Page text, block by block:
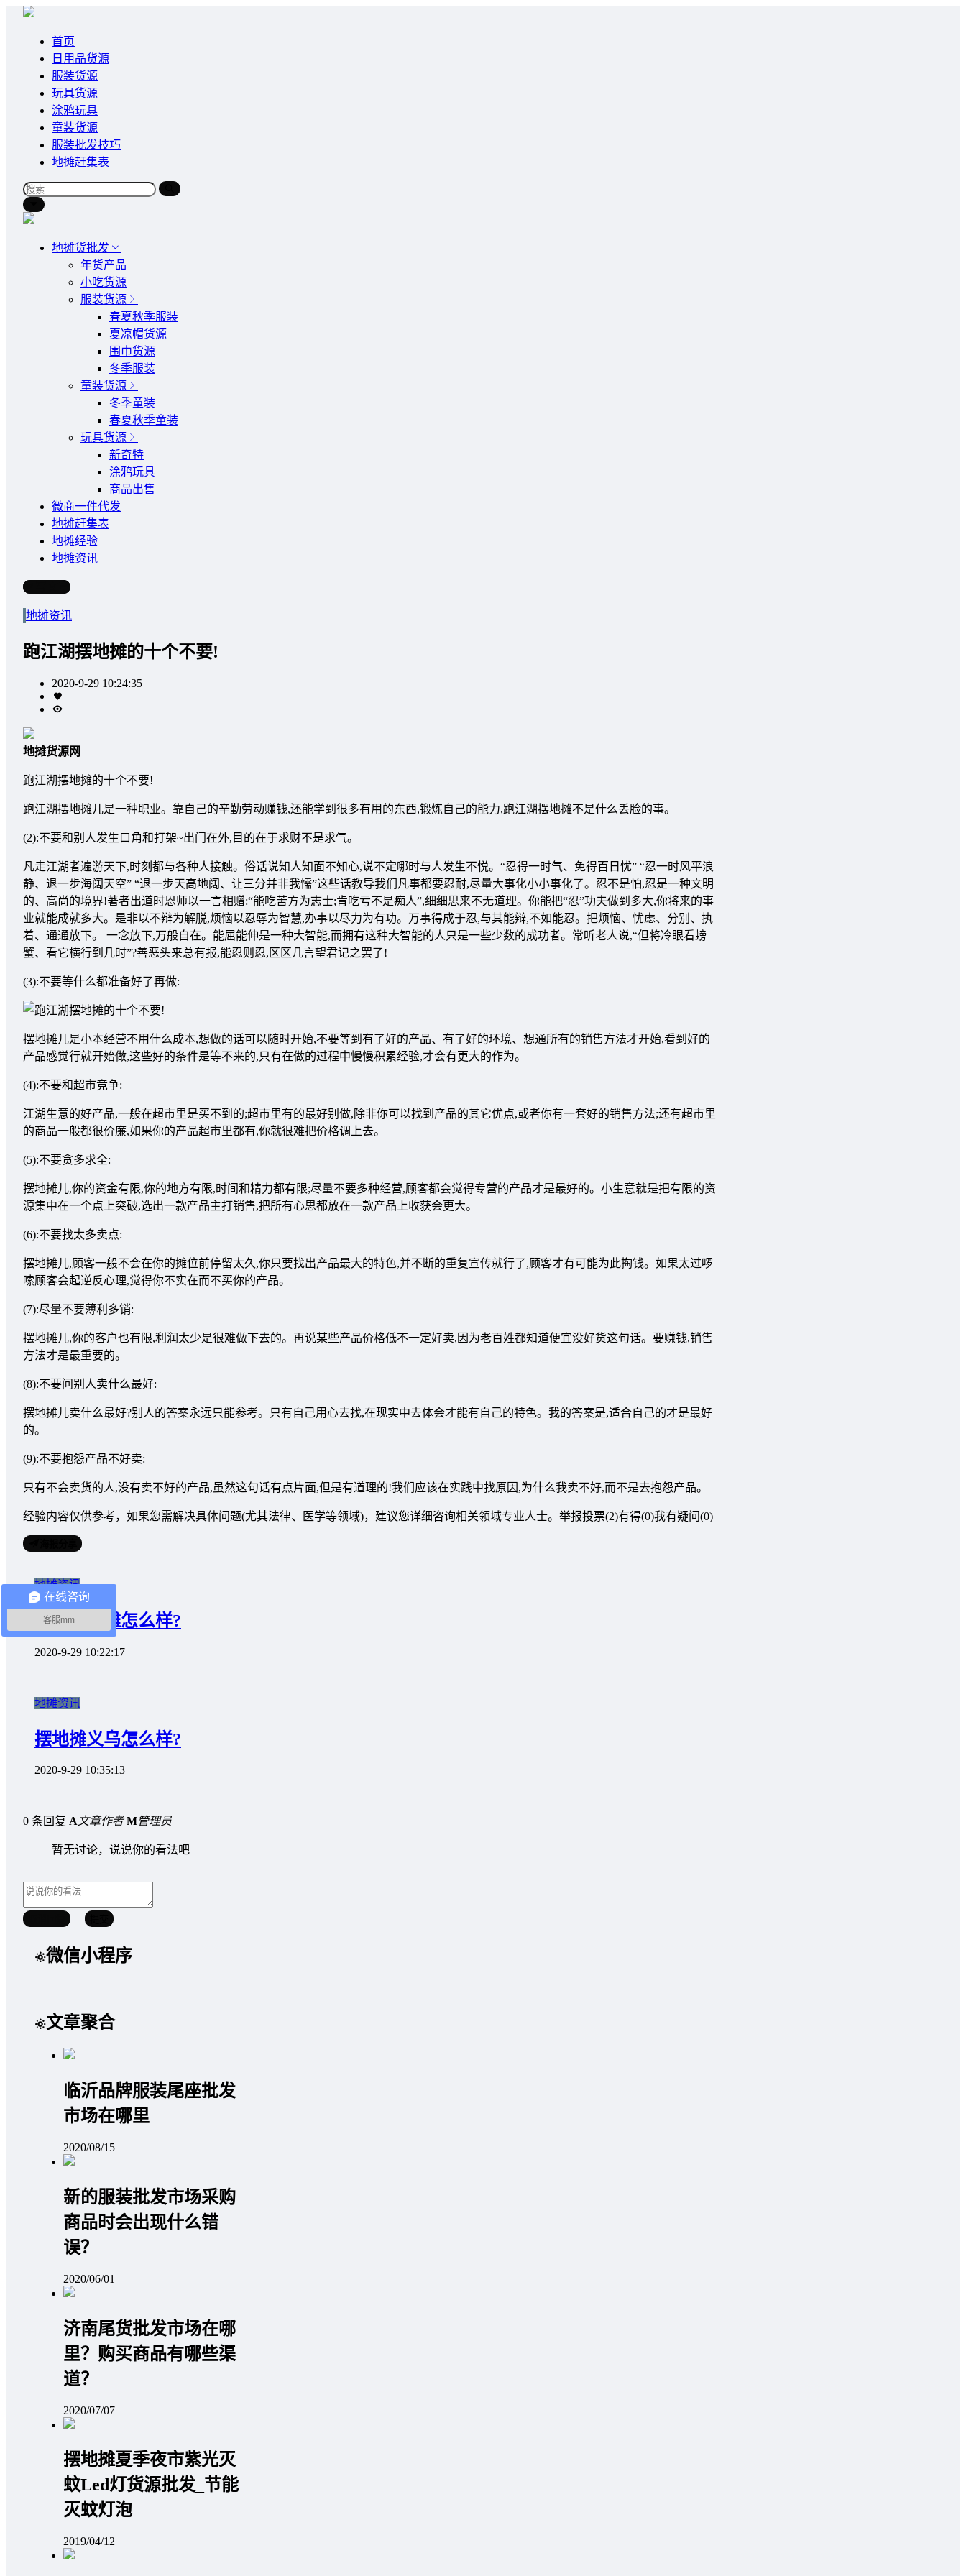
首页
日用品货源
服装货源
玩具货源
涂鸦玩具
童装货源
服装批发技巧
地摊赶集表
地摊货批发
年货产品
小吃货源
服装货源
春夏秋季服装
夏凉帽货源
围巾货源
冬季服装
童装货源
冬季童装
春夏秋季童装
玩具货源
新奇特
涂鸦玩具
商品出售
微商一件代发
地摊赶集表
地摊经验
地摊资讯
写文章
地摊资讯
跑江湖摆地摊的十个不要!
2020-9-29 10:24:35
地摊货源网
跑江湖摆地摊的十个不要!
跑江湖摆地摊儿是一种职业。靠自己的辛勤劳动赚钱,还能学到很多有用的东西,锻炼自己的能力,跑江湖摆地摊不是什么丢脸的事。
(2):不要和别人发生口角和打架~出门在外,目的在于求财不是求气。
凡走江湖者遍游天下,时刻都与各种人接触。俗话说知人知面不知心,说不定哪时与人发生不悦。“忍得一时气、免得百日忧” “忍一时风平浪
静、退一步海阔天空” “退一步天高地阔、让三分并非我懦”这些话教导我们凡事都要忍耐,尽量大事化小小事化了。忍不是怕,忍是一种文明
的、高尚的境界!著者出道时恩师以一言相赠:“能吃苦方为志士;肯吃亏不是痴人”,细细思来不无道理。你能把“忍”功夫做到多大,你将来的事
业就能成就多大。是非以不辩为解脱,烦恼以忍辱为智慧,办事以尽力为有功。万事得成于忍,与其能辩,不如能忍。把烦恼、忧虑、分别、执
着、通通放下。 一念放下,万般自在。能屈能伸是一种大智能,而拥有这种大智能的人只是一些少数的成功者。常听老人说,“但将冷眼看螃
蟹、看它横行到几时”?善恶头来总有报,能忍则忍,区区几言望君记之罢了!
(3):不要等什么都准备好了再做:
摆地摊儿是小本经营不用什么成本,想做的话可以随时开始,不要等到有了好的产品、有了好的环境、想通所有的销售方法才开始,看到好的
产品感觉行就开始做,这些好的条件是等不来的,只有在做的过程中慢慢积累经验,才会有更大的作为。
(4):不要和超市竞争:
江湖生意的好产品,一般在超市里是买不到的;超市里有的最好别做,除非你可以找到产品的其它优点,或者你有一套好的销售方法;还有超市里
的商品一般都很价廉,如果你的产品超市里都有,你就很难把价格调上去。
(5):不要贪多求全:
摆地摊儿,你的资金有限,你的地方有限,时间和精力都有限;尽量不要多种经营,顾客都会觉得专营的产品才是最好的。小生意就是把有限的资
源集中在一个点上突破,选出一款产品主打销售,把所有心思都放在一款产品上收获会更大。
(6):不要找太多卖点:
摆地摊儿,顾客一般不会在你的摊位前停留太久,你只要找出产品最大的特色,并不断的重复宣传就行了,顾客才有可能为此掏钱。如果太过啰
嗦顾客会起逆反心理,觉得你不实在而不买你的产品。
(7):尽量不要薄利多销:
摆地摊儿,你的客户也有限,利润太少是很难做下去的。再说某些产品价格低不一定好卖,因为老百姓都知道便宜没好货这句话。要赚钱,销售
方法才是最重要的。
(8):不要问别人卖什么最好:
摆地摊儿卖什么最好?别人的答案永远只能参考。只有自己用心去找,在现实中去体会才能有自己的特色。我的答案是,适合自己的才是最好
的。
(9):不要抱怨产品不好卖:
只有不会卖货的人,没有卖不好的产品,虽然这句话有点片面,但是有道理的!我们应该在实践中找原因,为什么我卖不好,而不是去抱怨产品。
经验内容仅供参考，如果您需解决具体问题(尤其法律、医学等领域)，建议您详细咨询相关领域专业人士。举报投票(2)有得(0)我有疑问(0)
地摊资讯
南宁摆地摊怎么样?
2020-9-29 10:22:17
地摊资讯
摆地摊义乌怎么样?
2020-9-29 10:35:13
0 条回复 A文章作者 M管理员
暂无讨论，说说你的看法吧
微信小程序
文章聚合
临沂品牌服装尾座批发
市场在哪里
2020/08/15
新的服装批发市场采购
商品时会出现什么错
误？
2020/06/01
济南尾货批发市场在哪
里？购买商品有哪些渠
道？
2020/07/07
摆地摊夏季夜市紫光灭
蚊Led灯货源批发_节能
灭蚊灯泡
2019/04/12
在线咨询
客服mm